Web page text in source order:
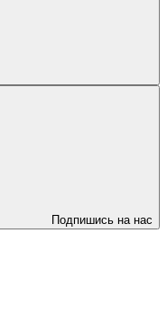
Подпишись на нас